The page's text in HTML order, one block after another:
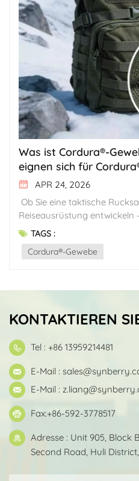
Was ist Cordura®-
eignen sich für
APR 24, 2026
Ob Sie eine taktische Rucksackserie oder hochwertige Reiseausrüstung entwickeln – die Wahl des richtigen Materials ist entscheidend für den Produkterfolg. Als erfahrener Hersteller von Cordura®-Rucksäcken bietet Ihnen dieser Artikel eine detaillierte Analyse des Cordura®-Gewebes aus Fertigungssicht. Wir beleuchten seine Leistungsmerkmale, Spezifikationen, Anwendungsbereiche und nachhaltigen Lösungen. So verstehen Sie die Kernvorteile dieses Hochleistungsmaterials, das von zahlreichen Top-Marken geschätzt wird. Dadurch können Sie bei der Entwicklung neuer Produkte präzise Materialentscheidungen treffen und hochwertige Taschen herstellen, die sich am Markt großer Beliebtheit erfreuen.Inhalt:Was ist Cordura-Gewebe?Technische Spezifikationen von Cordura-GewebeAnwendungen der Nachhaltigkeit im Cordura-GewebeWarum Marken sich für Cordura entscheidenWelche Taschenarten eignen sich für Cordura-Gewebe?Häufig gestellte Fragen zu Cordura-Gewebe 1. Was ist Cordura®-Gewebe? (Leistungsparameter und Hauptvorteile) CORDURA® ist eine weltweit anerkannte Marke für Hochleistungsgewebe von INVISTA, die für ihre außergewöhnliche Abriebfestigkeit und Reißfestigkeit bekannt ist. Ursprünglich von DuPont (dem Unternehmen, das ballistisches Nylon erfunden hat) entwickelt, gilt sie seit ihrer Markteinführung 1967 als Goldstandard für Outdoor-, Militär- und Industrieausrüstung.Das Besondere an Cordura®-Gewebe ist seine Verwendung von hochfeste Nylon-6,6-Filamentgarne, behandelt mit Luftstrahltexturierung Diese Technologie verleiht dem Gewebe eine einzigartige, raue Textur und eine ausgezeichnete Abriebfestigkeit. Im Vergleich zu herkömmlichem Nylon oder Polyester zeichnet sich Cordura® durch folgende Eigenschaften aus:AbriebfestigkeitHält über 300.000 Zyklen im Martindale-Abriebtest stand.ReißfestigkeitDie einzigartige Webstruktur verhindert wirksam die Ausbreitung von Rissen.Verhältnis von Festigkeit zu GewichtLeichter als herkömmliche Materialien gleicher FestigkeitVielseitige OberflächenUnterstützt PU-Beschichtung, DWR-Wasserabweisung, Flammschutz, IRR und andere funktionelle VerbesserungenLeistungsvergleichstabelle: Cordura® vs. Standard-Nylon vs. PolyesterVergleichsdimensionCordura® (Nylon 6,6)Standard-Nylon (Nylon 6)Polyester (PET)RohstoffHochfestes Nylon-6,6-FilamentgarnStandard Nylon 6 ChipsPolyester (PET)Faserfestigkeit⭐⭐⭐⭐⭐ Sehr hoch⭐⭐⭐⭐ Hoch⭐⭐⭐ MediumAbriebfestigkeit (Martindale)Mehr als 300.000 Zyklen50.000–100.000 Zyklen30.000–80.000 ZyklenReißfestigkeit⭐⭐⭐⭐⭐ Exzellent⭐⭐⭐⭐ Gut⭐⭐⭐ DurchschnittGewicht (gleiche Stärke)LeichtesteLichtSchwererSchmelzpunkt~265°C~220°C~260°CFeuchtigkeitsaufnahmeMittel (~4,5 %)Höher (~4,5 %)Niedrig (~0,4 %)Markenprämienpotenzial⭐⭐⭐⭐⭐ Hoch (kann mit einem Cordura®-Etikett versehen werden)⭐⭐ Niedrig⭐⭐ Niedrig Hinweis für die Fertigung: Cordura® ist eine eingetragene Marke. Nur von INVISTA zertifizierte Stoffe dürfen den Namen Cordura® verwenden und das Cordura®-Etikett anbringen, was die Marktglaubwürdigkeit und das Preispotenzial Ihres Produkts direkt signalisiert. 2. Technische Spezifikationen des Cordura®-Gewebes Cordura®-Gewebe ist kein einzelnes Produkt, sondern eine Matrix aus verschiedenen Materialien, Spezifikationen und Funktionskombinationen. Nachfolgend ein Vergleich der gängigsten Kernspezifikationen aus Fertigungssicht:Vergleichstabelle der KernspezifikationenSpezifikationDenierMaterialGewichtsbereichKernmerkmaleTypische AnwendungenCordura® Classic 330D330DNylon 6,6180–220 g/㎡Ultraleicht, flexibel, grundlegende AbriebfestigkeitLeichte Alltagstaschen, Aufbewahrungstaschen, SchuheCordura® Classic 500D500DNylon 6,6260–300 g/㎡Optimale Balance zwischen Stärke und Gewicht, weichAlltagsrucksäcke, Laptoptaschen, PendlertaschenCordura® Classic 1000D1000DNylon 6,6320–380 g/㎡Extrem hohe Abriebfestigkeit, reißfest, stabile StrukturTaktische Ausrüstung, robuste Outdoor-Taschen, MotorradbekleidungCordura® Ballistic 1050D1050DNylon 6,6400+ g/㎡Ballistisches Gewebe, extreme Durchstoß- und ReißfestigkeitHochwertige taktische Ausrüstung, ballistische Schutzwesten, robustes GepäckCordura® NYCOVermischtNylon 6,6 + BaumwolleVariiert je nach SpezifikationBaumwollähnliches Griffgefühl, atmungsaktiv, erhöhte AbriebfestigkeitMilitäruniformen, Arbeitsjacken, bequeme Rucksäcke Wie wählt man die richtige Denier-Zahl? Zum Beispiel, wie wählt man zwischen 500D und 1000D Cordura? Dies ist eine häufig gestellte Frage von Marken. Der Kernunterschied liegt im Kompromiss zwischen Haltbarkeit, Gewicht und Kosten.500D Cordura®: Feineres Garn, leichteres und weicheres Gewebe, kostengünstiger. Geeignet für gewichtsempfindliche Produkte in relativ milden Umgebungen, wie z. B. Stadtrucksäcke, EDC-Taschen (für den täglichen Gebrauch) und leichte Campingrucksäcke. Seine Abriebfestigkeit übertrifft die von Standard-Oxford-Gewebe deutlich und ist für 90 % aller alltäglichen Anwendungsszenarien ausreichend. Der leichte Outdoor-Rucksack von The North Face verfügt über ein Display aus 500D Cordura-Gewebe.1000D Cordura®Dieses Material, auch als „Panzerfahrzeug unter den Outdoor-Textilien“ bekannt, besteht aus dickerem, steiferem
TAGS :
Cordura®-Gewebe
KONTAKTIEREN
Tel : +86 13959214481
E-Mail :
E-Mail :
Fax:+86-592-3778517
Adresse : Unit 905, Block
Second Road, Huli